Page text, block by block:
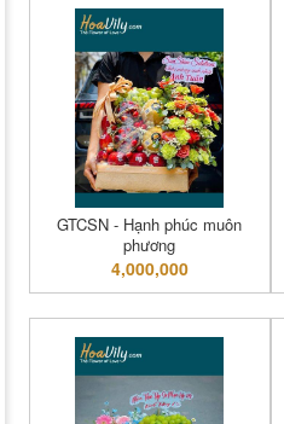
GTCSN - Hạnh phúc muôn
phương
4,000,000